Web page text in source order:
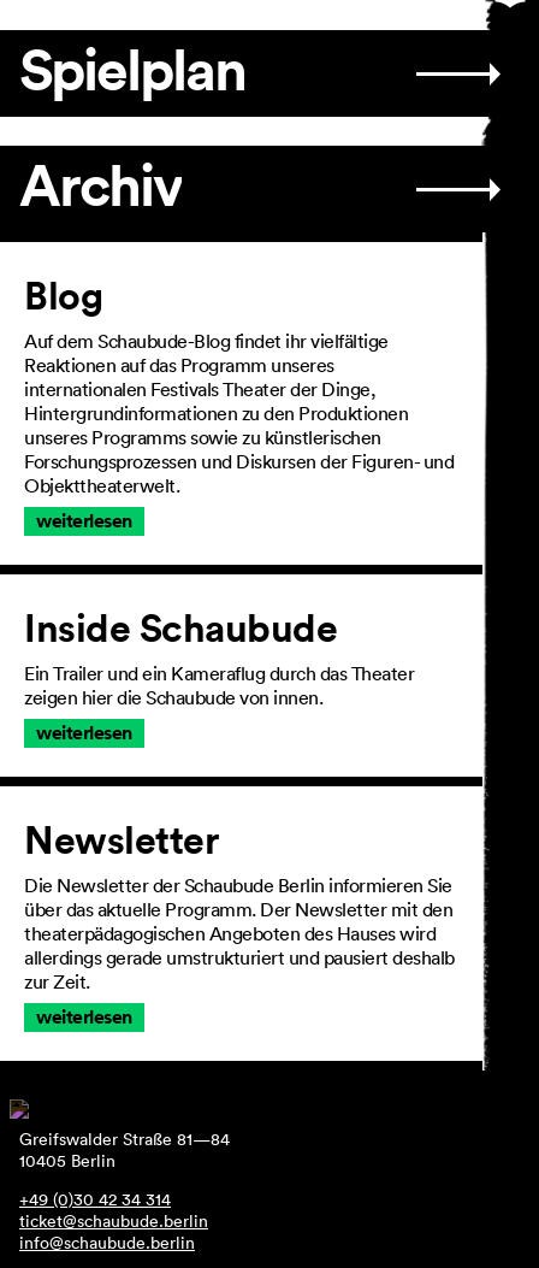
Spielplan
Archiv
Artikel
Blog
Auf dem Schaubude-Blog findet ihr vielfältige
Reaktionen auf das Programm unseres
internationalen Festivals Theater der Dinge,
Hintergrundinformationen zu den Produktionen
unseres Programms sowie zu künstlerischen
Forschungsprozessen und Diskursen der Figuren- und
Objekttheaterwelt.
weiterlesen
Inside Schaubude
Ein Trailer und ein Kameraflug durch das Theater
zeigen hier die Schaubude von innen.
weiterlesen
Newsletter
Die Newsletter der Schaubude Berlin informieren Sie
über das aktuelle Programm. Der Newsletter mit den
theaterpädagogischen Angeboten des Hauses wird
allerdings gerade umstrukturiert und pausiert deshalb
zur Zeit.
weiterlesen
Greifswalder Straße 81—84
10405 Berlin
+49 (0)30 42 34 314
ticket@schaubude.berlin
info@schaubude.berlin